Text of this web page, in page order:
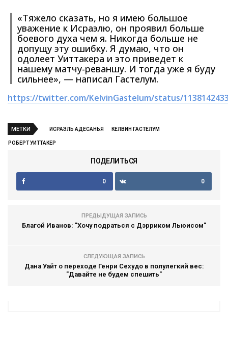
«Тяжело сказать, но я имею большое
уважение к Исраэлю, он проявил больше
боевого духа чем я. Никогда больше не
допущу эту ошибку. Я думаю, что он
одолеет Уиттакера и это приведет к
нашему матчу-реваншу. И тогда уже я буду
сильнее», — написал Гастелум.
https://twitter.com/KelvinGastelum/status/
МЕТКИ ИСРАЭЛЬ АДЕСАНЬЯ КЕЛВИН ГАСТЕЛУМ
РОБЕРТ УИТТАКЕР
ПОДЕЛИТЬСЯ
0 0
ПРЕДЫДУЩАЯ ЗАПИСЬ
Благой Иванов: "Хочу подраться с Дэрриком Льюисом"
СЛЕДУЮЩАЯ ЗАПИСЬ
Дана Уайт о переходе Генри Сехудо в полулегкий вес:
"Давайте не будем спешить"